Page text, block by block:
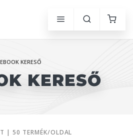
KERESŐ
KERESŐ
| 50 TERMÉK/OLDAL